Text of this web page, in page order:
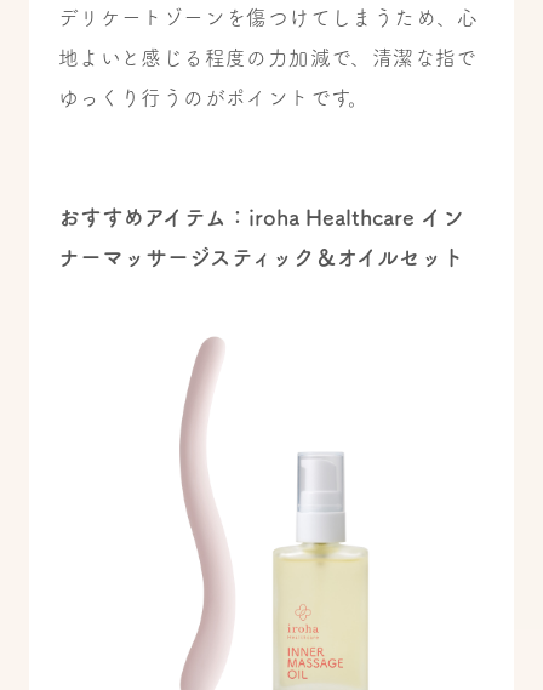
デリケートゾーンを傷つけてしまうため、心
地よいと感じる程度の力加減で、清潔な指で
ゆっくり行うのがポイントです。
おすすめアイテム：iroha Healthcare イン
ナーマッサージスティック＆オイルセット